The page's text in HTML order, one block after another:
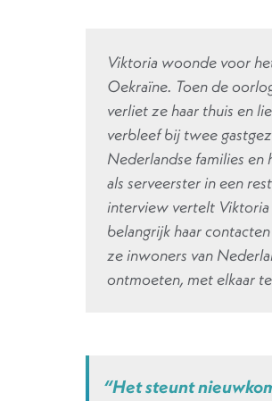
Viktoria woonde voor
Oekraïne. Toen de
verliet ze haar thuis en
verbleef bij twee
Nederlandse families
als serveerster in een
interview vertelt Viktoria
belangrijk haar
ze inwoners van
ontmoeten, met elkaar
“Het steunt